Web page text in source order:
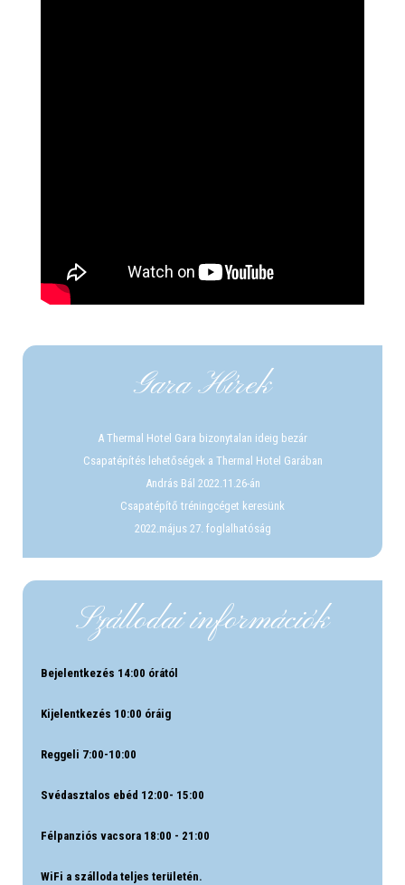
Gara Hírek
A Thermal Hotel Gara bizonytalan ideig bezár
Csapatépítés lehetőségek a Thermal Hotel Garában
András Bál 2022.11.26-án
Csapatépítő tréningcéget keresünk
2022.május 27. foglalhatóság
Szállodai információk
Bejelentkezés 14:00 órától
Kijelentkezés 10:00 óráig
Reggeli 7:00-10:00
Svédasztalos ebéd 12:00- 15:00
Félpanziós vacsora 18:00 - 21:00
WiFi a szálloda teljes területén.